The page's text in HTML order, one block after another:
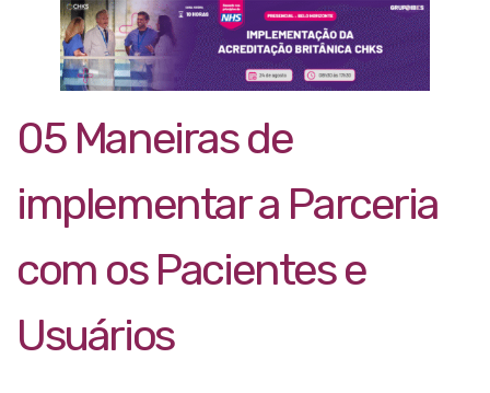
05 Maneiras de
implementar a Parceria
com os Pacientes e
Usuários